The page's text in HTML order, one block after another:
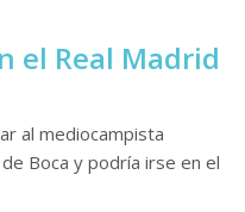
el Real Madrid
al mediocampista
Boca y podría irse en el